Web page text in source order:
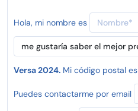
Hola, mi nombre es
Versa 2024. Mi código postal es
Puedes contactarme por email